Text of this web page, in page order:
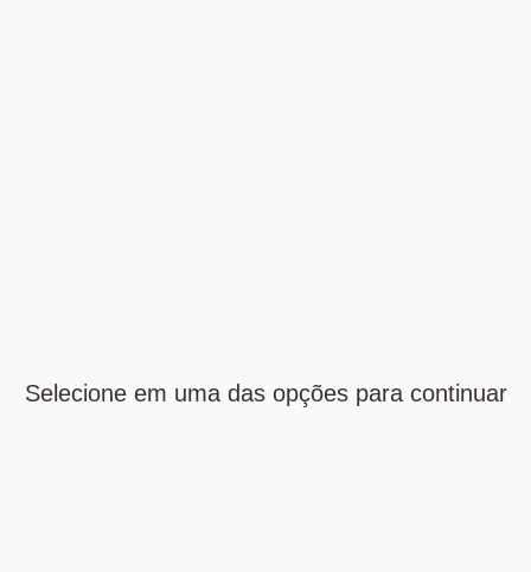
Selecione em uma das opções para continuar